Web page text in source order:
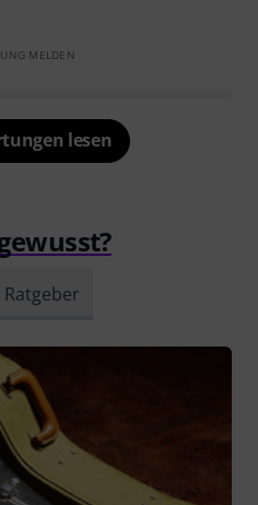
MELDEN
lesen
Ratgeber